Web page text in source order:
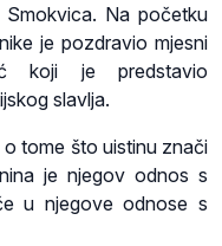
Na početku
je pozdravio mjesni
koji je predstavio
slavlja.
tome što uistinu znači
je njegov odnos s
u njegove odnose s